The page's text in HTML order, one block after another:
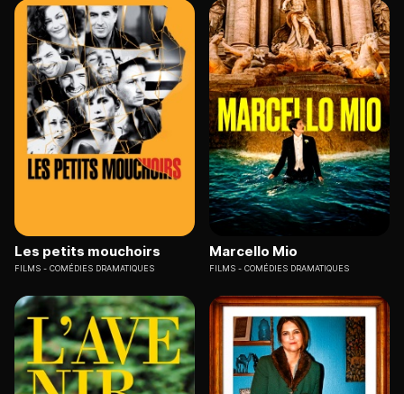
Les petits mouchoirs
FILMS COMÉDIES DRAMATIQUES
Marcello Mio
FILMS COMÉDIES DRAMATIQUES